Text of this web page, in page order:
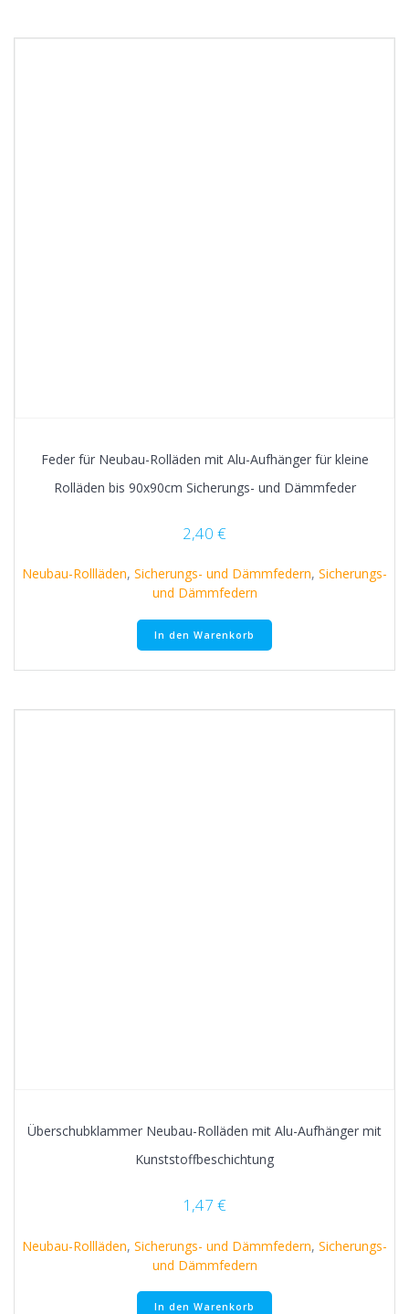
Feder für Neubau-Rolläden mit Alu-Aufhänger für kleine
Rolläden bis 90x90cm Sicherungs- und Dämmfeder
2,40 €
Neubau-Rollläden, Sicherungs- und Dämmfedern, Sicherungs-
und Dämmfedern
In den Warenkorb
Überschubklammer Neubau-Rolläden mit Alu-Aufhänger mit
Kunststoffbeschichtung
1,47 €
Neubau-Rollläden, Sicherungs- und Dämmfedern, Sicherungs-
und Dämmfedern
In den Warenkorb